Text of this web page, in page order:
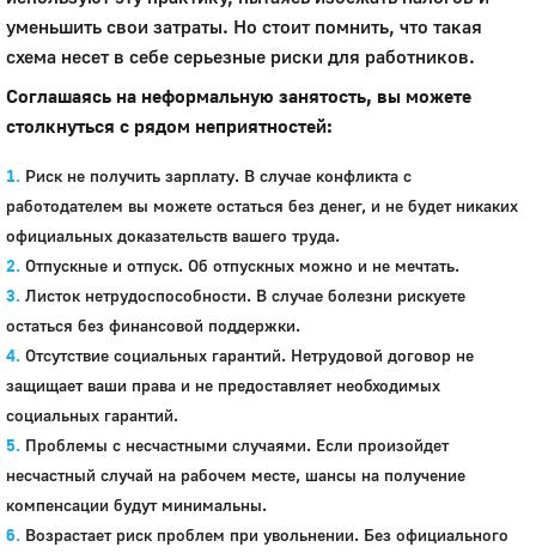
уменьшить свои затраты. Но стоит помнить, что такая
схема несет в себе серьезные риски для работников.
Соглашаясь на неформальную занятость, вы можете
столкнуться с рядом неприятностей:
Риск не получить зарплату. В случае конфликта с
работодателем вы можете остаться без денег, и не будет никаких
официальных доказательств вашего труда.
Отпускные и отпуск. Об отпускных можно и не мечтать.
Листок нетрудоспособности. В случае болезни рискуете
остаться без финансовой поддержки.
Отсутствие социальных гарантий. Нетрудовой договор не
защищает ваши права и не предоставляет необходимых
социальных гарантий.
Проблемы с несчастными случаями. Если произойдет
несчастный случай на рабочем месте, шансы на получение
компенсации будут минимальны.
Возрастает риск проблем при увольнении. Без официального